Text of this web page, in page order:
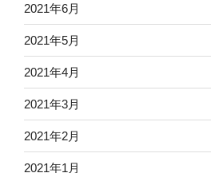
2021年6月
2021年5月
2021年4月
2021年3月
2021年2月
2021年1月